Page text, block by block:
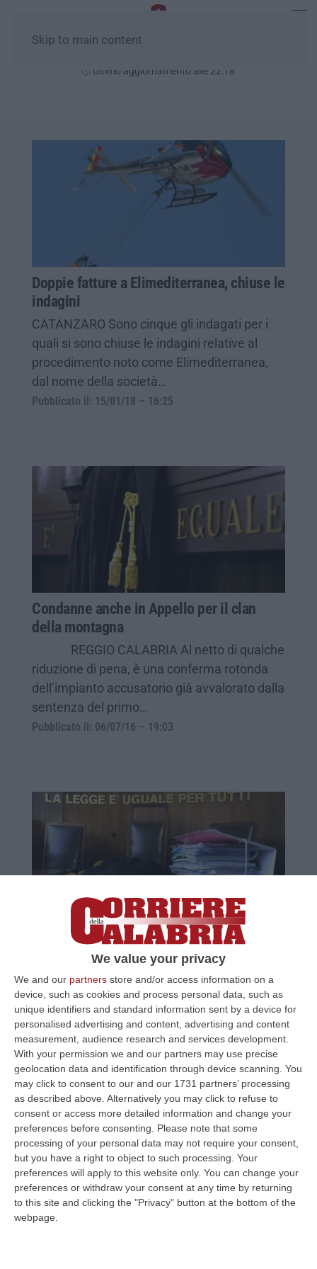
We value your privacy
We and our partners store and/or access information on a
device, such as cookies and process personal data, such as
unique identifiers and standard information sent by a device for
personalised advertising and content, advertising and content
measurement, audience research and services development.
With your permission we and our partners may use precise
geolocation data and identification through device scanning. You
may click to consent to our and our 1731 partners’ processing
as described above. Alternatively you may click to refuse to
consent or access more detailed information and change your
preferences before consenting.
Please note that some
processing of your personal data may not require your consent,
but you have a right to object to such processing. Your
preferences will apply to this website only. You can change your
preferences or withdraw your consent at any time by returning
to this site and clicking the "Privacy" button at the bottom of the
webpage.
Skip to main content
Ultimo aggiornamento alle 22:18
Doppie fatture a Elimediterranea, chiuse le
indagini
CATANZARO Sono cinque gli indagati per i
quali si sono chiuse le indagini relative al
procedimento noto come Elimediterranea,
dal nome della società…
Pubblicato il: 15/01/18 – 16:25
Condanne anche in Appello per il clan
della montagna
REGGIO CALABRIA Al netto di qualche
riduzione di pena, è una conferma rotonda
dell’impianto accusatorio già avvalorato dalla
sentenza del primo…
Pubblicato il: 06/07/16 – 19:03
Processo d'appello contro il clan della
montagna, pg: confermare le condanne
REGGIO CALABRIA «Confermate tutte le
pene del primo grado». È questa la richiesta
del sostituto pg Giuseppe Adornato al
termine della sua requisitori…
Pubblicato il: 08/01/16 – 18:37